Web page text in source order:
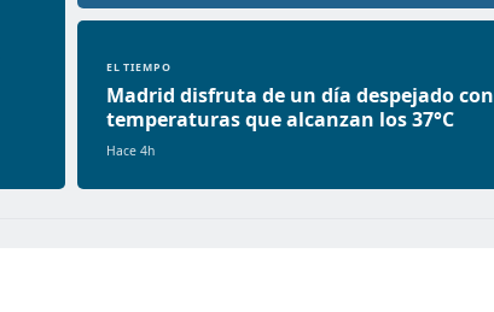
EL TIEMPO
Madrid disfruta de un día despejado con
temperaturas que alcanzan los 37°C
Hace 4h